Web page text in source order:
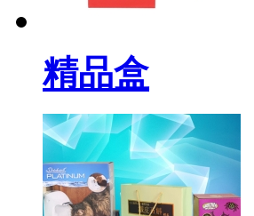
精品盒